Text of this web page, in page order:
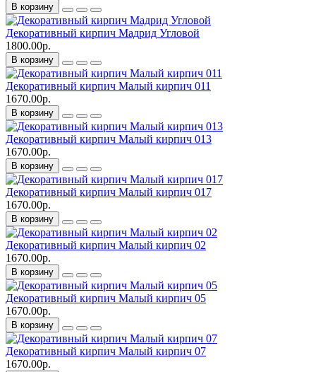
В корзину
Декоративный кирпич Мадрид Угловой
1800.00р.
В корзину
Декоративный кирпич Малый кирпич 011
1670.00р.
В корзину
Декоративный кирпич Малый кирпич 013
1670.00р.
В корзину
Декоративный кирпич Малый кирпич 017
1670.00р.
В корзину
Декоративный кирпич Малый кирпич 02
1670.00р.
В корзину
Декоративный кирпич Малый кирпич 05
1670.00р.
В корзину
Декоративный кирпич Малый кирпич 07
1670.00р.